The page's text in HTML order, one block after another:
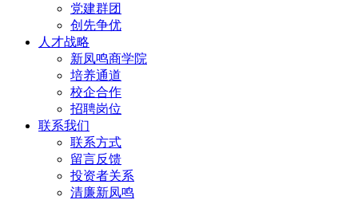
党建群团
创先争优
人才战略
新凤鸣商学院
培养通道
校企合作
招聘岗位
联系我们
联系方式
留言反馈
投资者关系
清廉新凤鸣